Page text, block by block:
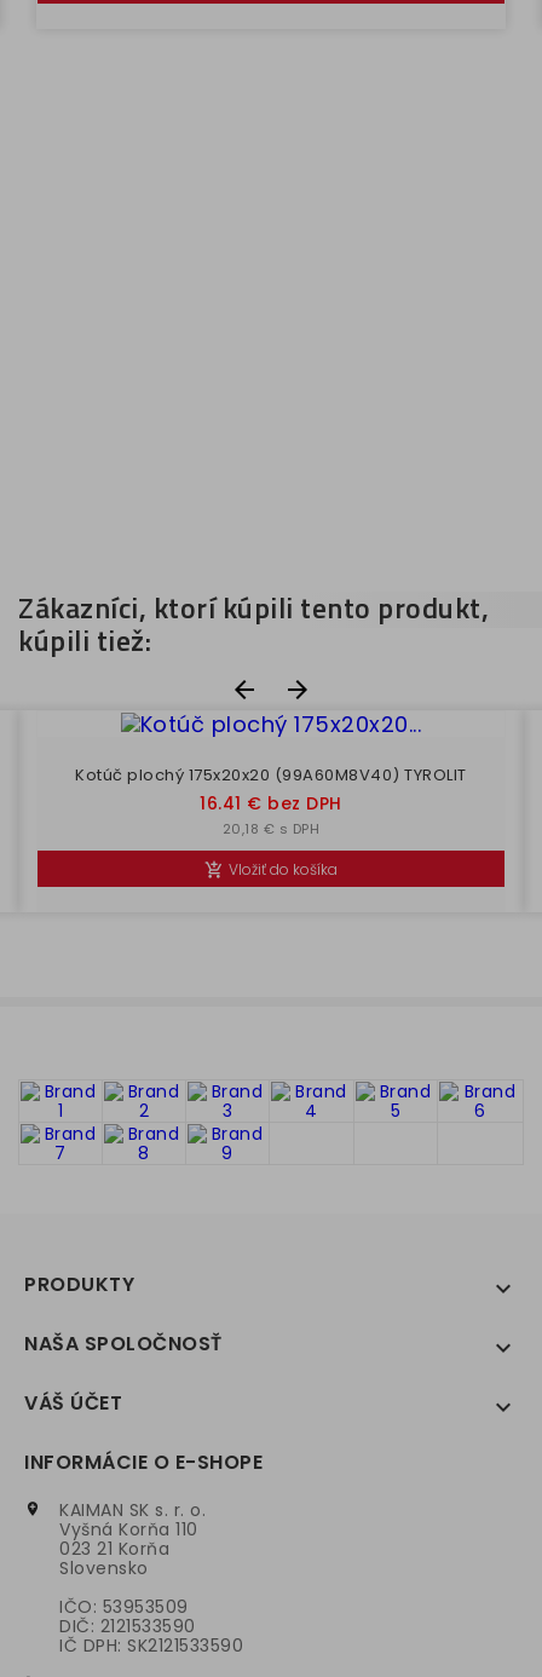
Zákazníci, ktorí kúpili tento produkt,
kúpili tiež:
 
Kotúč plochý 175x20x20 (99A60M8V40) TYROLIT
Cena
16.41 € bez DPH
20,18 € s DPH
 Vložiť do košíka
PRODUKTY 
NAŠA SPOLOČNOSŤ 
VÁŠ ÚČET 
INFORMÁCIE O E-SHOPE

KAIMAN SK s. r. o.
Vyšná Korňa 110
023 21 Korňa
Slovensko
IČO: 53953509
DIČ: 2121533590
IČ DPH: SK2121533590